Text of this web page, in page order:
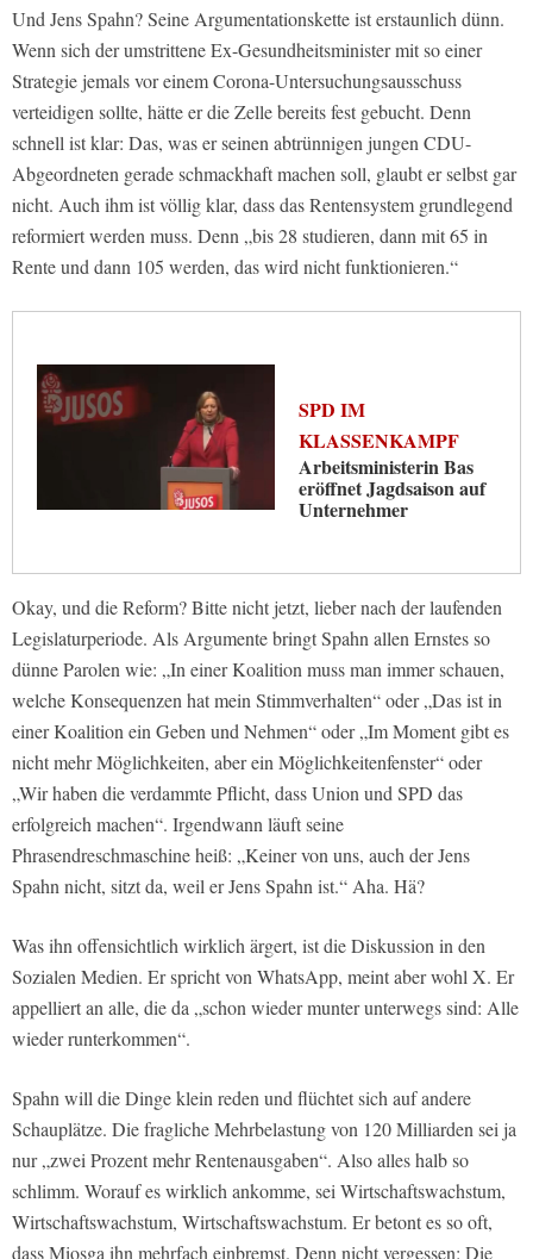
Und Jens Spahn? Seine Argumentationskette ist erstaunlich dünn.
Wenn sich der umstrittene Ex-Gesundheitsminister mit so einer
Strategie jemals vor einem Corona-Untersuchungsausschuss
verteidigen sollte, hätte er die Zelle bereits fest gebucht. Denn
schnell ist klar: Das, was er seinen abtrünnigen jungen CDU-
Abgeordneten gerade schmackhaft machen soll, glaubt er selbst gar
nicht. Auch ihm ist völlig klar, dass das Rentensystem grundlegend
reformiert werden muss. Denn „bis 28 studieren, dann mit 65 in
Rente und dann 105 werden, das wird nicht funktionieren.“
SPD IM
KLASSENKAMPF
Arbeitsministerin Bas
eröffnet Jagdsaison auf
Unternehmer
Okay, und die Reform? Bitte nicht jetzt, lieber nach der laufenden
Legislaturperiode. Als Argumente bringt Spahn allen Ernstes so
dünne Parolen wie: „In einer Koalition muss man immer schauen,
welche Konsequenzen hat mein Stimmverhalten“ oder „Das ist in
einer Koalition ein Geben und Nehmen“ oder „Im Moment gibt es
nicht mehr Möglichkeiten, aber ein Möglichkeitenfenster“ oder
„Wir haben die verdammte Pflicht, dass Union und SPD das
erfolgreich machen“. Irgendwann läuft seine
Phrasendreschmaschine heiß: „Keiner von uns, auch der Jens
Spahn nicht, sitzt da, weil er Jens Spahn ist.“ Aha. Hä?
Was ihn offensichtlich wirklich ärgert, ist die Diskussion in den
Sozialen Medien. Er spricht von WhatsApp, meint aber wohl X. Er
appelliert an alle, die da „schon wieder munter unterwegs sind: Alle
wieder runterkommen“.
Spahn will die Dinge klein reden und flüchtet sich auf andere
Schauplätze. Die fragliche Mehrbelastung von 120 Milliarden sei ja
nur „zwei Prozent mehr Rentenausgaben“. Also alles halb so
schlimm. Worauf es wirklich ankomme, sei Wirtschaftswachstum,
Wirtschaftswachstum, Wirtschaftswachstum. Er betont es so oft,
dass Miosga ihn mehrfach einbremst. Denn nicht vergessen: Die